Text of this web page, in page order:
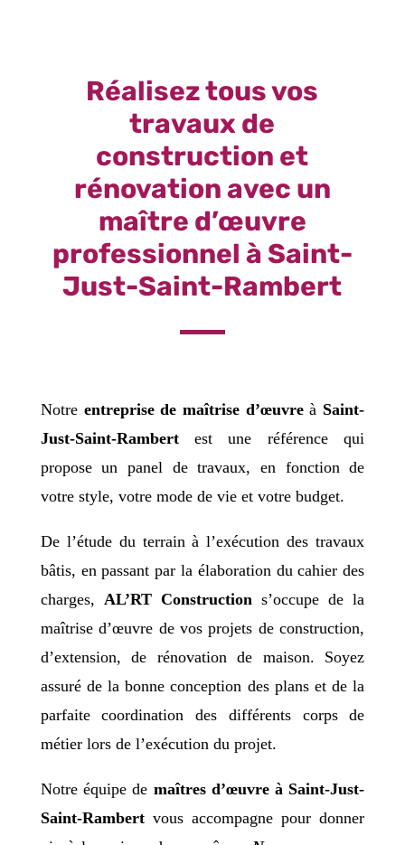
Réalisez tous vos
travaux de
construction et
rénovation avec un
maître d’œuvre
professionnel à Saint-
Just-Saint-Rambert
Notre entreprise de maîtrise d’œuvreà Saint-
Just-Saint-Rambertest une référence qui
propose un panel de travaux, en fonction de
votre style, votre mode de vie et votre budget.
De l’étude du terrain à l’exécution des travaux
bâtis, en passant par la élaboration du cahier des
charges, AL’RT Construction s’occupe de la
maîtrise d’œuvre de vos projets de construction,
d’extension, de rénovation de maison. Soyez
assuré de la bonne conception des plans et de la
parfaite coordination des différents corps de
métier lors de l’exécution du projet.
Notre équipe de maîtres d’œuvre à Saint-Just-
Saint-Rambertvous accompagne pour donner